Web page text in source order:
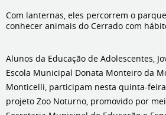
Com lanternas, eles percorrem o
conhecer animais do Cerrado com
Alunos da Educação de Adolescentes,
Escola Municipal Donata Monteiro da
Monticelli, participam nesta quinta-
projeto Zoo Noturno, promovido por